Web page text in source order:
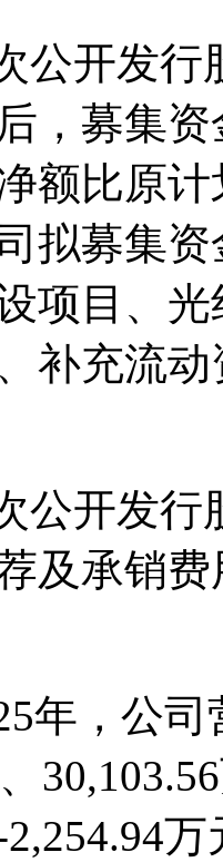
公开发行
，募集
额比原
拟募集
项目、
补充流动
公开发行
及承销费
年，公